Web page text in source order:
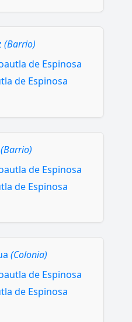
(Barrio)
de Espinosa
de Espinosa
(Barrio)
de Espinosa
de Espinosa
(Colonia)
de Espinosa
de Espinosa